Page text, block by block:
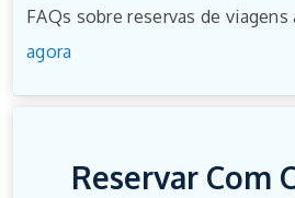
FAQs sobre reservas de viagens
agora
Reservar Com